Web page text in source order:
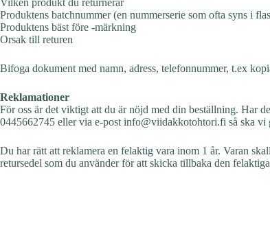
Vilken produkt du returnerar
Produktens batchnummer (en nummerserie som ofta syns i
Produktens bäst före -märkning
Orsak till returen
Bifoga dokument med namn, adress, telefonnummer, t.ex
Reklamationer
För oss är det viktigt att du är nöjd med din beställning. Har
0445662745 eller via e-post info@viidakkotohtori.fi så ska vi
Du har rätt att reklamera en felaktig vara inom 1 år. Varan
retursedel som du använder för att skicka tillbaka den